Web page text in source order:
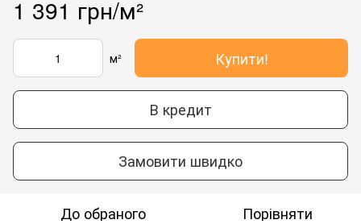
1 391 грн/м²
м² Купити!
В кредит
Замовити швидко
До обраного Порівняти